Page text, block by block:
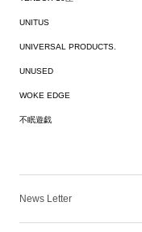
UNITUS
UNIVERSAL PRODUCTS.
UNUSED
WOKE EDGE
不眠遊戯
News Letter